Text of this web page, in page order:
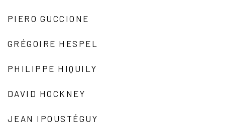
PIERO GUCCIONE
GRÉGOIRE HESPEL
PHILIPPE HIQUILY
DAVID HOCKNEY
JEAN IPOUSTÉGUY